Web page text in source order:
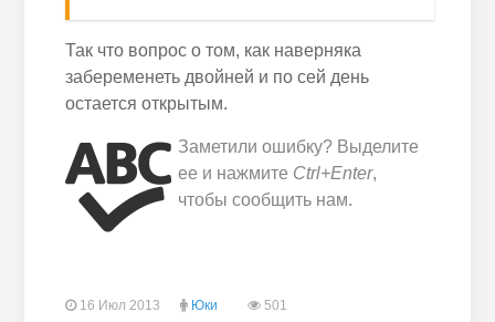
Так что вопрос о том, как наверняка
забеременеть двойней и по сей день
остается открытым.
Заметили ошибку? Выделите
ее и нажмите Ctrl+Enter,
чтобы сообщить нам.
16 Июл 2013 Юки 501